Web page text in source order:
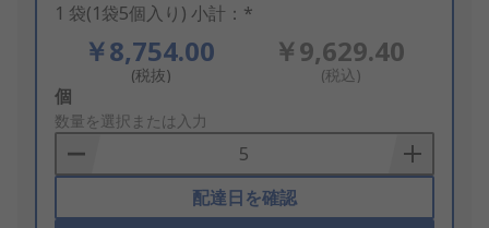
1 袋(1袋5個入り) 小計：*
￥8,754.00
(税抜)
￥9,629.40
(税込)
Add
to
Basket
個
数量を選択または入力
配達日を確認